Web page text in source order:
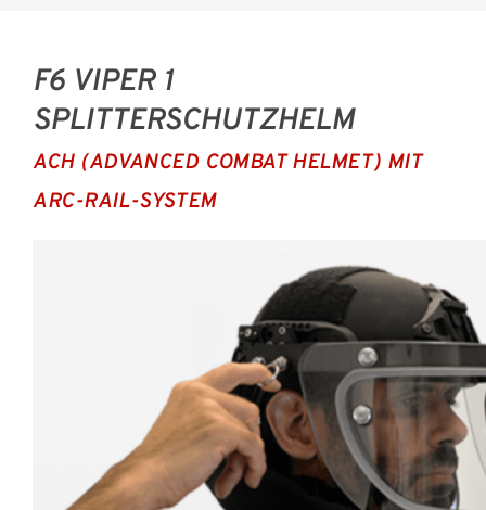
F6 VIPER 1
SPLITTERSCHUTZHELM
ACH (ADVANCED COMBAT HELMET) MIT
ARC-RAIL-SYSTEM